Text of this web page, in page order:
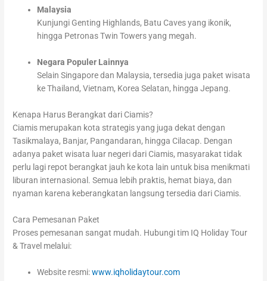
Malaysia
Kunjungi Genting Highlands, Batu Caves yang ikonik,
hingga Petronas Twin Towers yang megah.
Negara Populer Lainnya
Selain Singapore dan Malaysia, tersedia juga paket wisata
ke Thailand, Vietnam, Korea Selatan, hingga Jepang.
Kenapa Harus Berangkat dari Ciamis?
Ciamis merupakan kota strategis yang juga dekat dengan
Tasikmalaya, Banjar, Pangandaran, hingga Cilacap. Dengan
adanya paket wisata luar negeri dari Ciamis, masyarakat tidak
perlu lagi repot berangkat jauh ke kota lain untuk bisa menikmati
liburan internasional. Semua lebih praktis, hemat biaya, dan
nyaman karena keberangkatan langsung tersedia dari Ciamis.
Cara Pemesanan Paket
Proses pemesanan sangat mudah. Hubungi tim IQ Holiday Tour
& Travel melalui:
Website resmi:www.iqholidaytour.com